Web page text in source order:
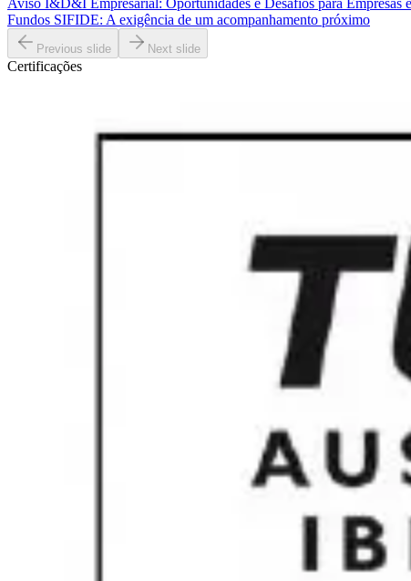
Fundos SIFIDE: A exigência de um acompanhamento próximo
Previous slide Next slide
Certificações